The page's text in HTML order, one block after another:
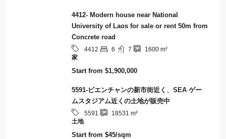
4412- Modern house near National
University of Laos for sale or rent 50m from
Concrete road
4412 6 7 1600 m²
家
Start from $1,900,000
5591-ビエンチャンの新市街近く、SEA ゲー
ムスタジアム近くの土地が販売中
5591 18531 m²
土地
Start from $45/sqm